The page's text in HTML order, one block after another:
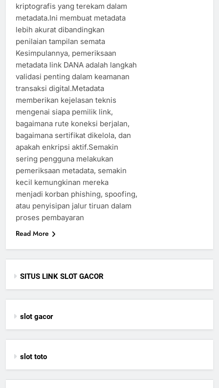
kriptografis yang terekam dalam
metadata.Ini membuat metadata
lebih akurat dibandingkan
penilaian tampilan semata
Kesimpulannya, pemeriksaan
metadata link DANA adalah langkah
validasi penting dalam keamanan
transaksi digital.Metadata
memberikan kejelasan teknis
mengenai siapa pemilik link,
bagaimana rute koneksi berjalan,
bagaimana sertifikat dikelola, dan
apakah enkripsi aktif.Semakin
sering pengguna melakukan
pemeriksaan metadata, semakin
kecil kemungkinan mereka
menjadi korban phishing, spoofing,
atau penyisipan jalur tiruan dalam
proses pembayaran
Read More
SITUS LINK SLOT GACOR
slot gacor
slot toto